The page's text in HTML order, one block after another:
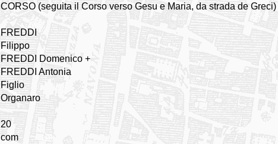
CORSO (seguita il Corso verso Gesu e Maria, da strada de Greci)
FREDDI
Filippo
FREDDI Domenico +
FREDDI Antonia
Figlio
Organaro
20
com